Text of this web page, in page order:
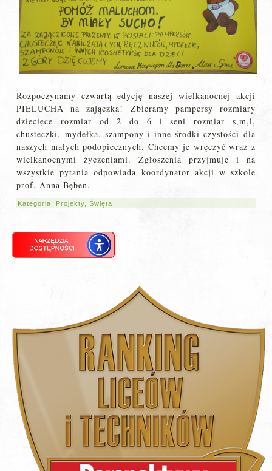
Rozpoczynamy czwartą edycję naszej wielkanocnej akcji
PIELUCHA na zajączka! Zbieramy pampersy rozmiary
dziecięce rozmiar od 2 do 6 i seni rozmiar s,m,l,
chusteczki, mydełka, szampony i inne środki czystości dla
naszych małych podopiecznych. Chcemy je wręczyć wraz z
wielkanocnymi życzeniami. Zgłoszenia przyjmuje i na
wszystkie pytania odpowiada koordynator akcji w szkole
prof. Anna Bęben.
Kategoria: Projekty ,Święta